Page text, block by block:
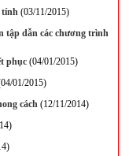
tính(03/11/2015)
tập dẫn các chương trình
phục(04/01/2015)
01/2015)
cách(12/11/2014)